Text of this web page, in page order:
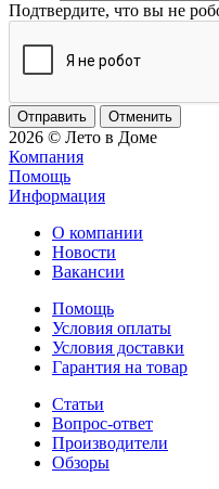
Подтвердите, что вы не
Отменить
2026 © Лето в Доме
Компания
Помощь
Информация
О компании
Новости
Вакансии
Помощь
Условия оплаты
Условия доставки
Гарантия на товар
Статьи
Вопрос-ответ
Производители
Обзоры